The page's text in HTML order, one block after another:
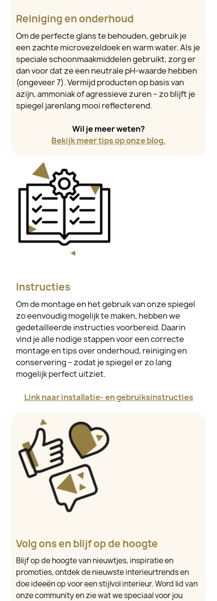
Reiniging en onderhoud
Om de perfecte glans te behouden, gebruik je
een zachte microvezeldoek en warm water. Als je
speciale schoonmaakmiddelen gebruikt, zorg er
dan voor dat ze een neutrale pH-waarde hebben
(ongeveer 7). Vermijd producten op basis van
azijn, ammoniak of agressieve zuren – zo blijft je
spiegel jarenlang mooi reflecterend.
Wil je meer weten?
Bekijk meer tips op onze blog.
Instructies
Om de montage en het gebruik van onze spiegel
zo eenvoudig mogelijk te maken, hebben we
gedetailleerde instructies voorbereid. Daarin
vind je alle nodige stappen voor een correcte
montage en tips over onderhoud, reiniging en
conservering – zodat je spiegel er zo lang
mogelijk perfect uitziet.
Link naar installatie- en gebruiksinstructies
Volg ons en blijf op de hoogte
Blijf op de hoogte van nieuwtjes, inspiratie en
promoties, ontdek de nieuwste interieurtrends en
doe ideeën op voor een stijlvol interieur. Word lid van
onze community en zie wat we speciaal voor jou